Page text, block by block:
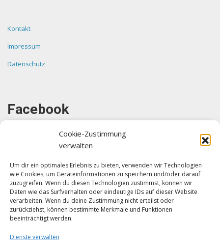
Cookie-Zustimmung
verwalten
Um dir ein optimales Erlebnis zu bieten, verwenden wir Technologien
wie Cookies, um Geräteinformationen zu speichern und/oder darauf
zuzugreifen. Wenn du diesen Technologien zustimmst, können wir
Daten wie das Surfverhalten oder eindeutige IDs auf dieser Website
verarbeiten. Wenn du deine Zustimmung nicht erteilst oder
zurückziehst, können bestimmte Merkmale und Funktionen
beeinträchtigt werden.
Dienste verwalten
Kontakt
Impressum
Datenschutz
Facebook
Klicke auf "Ich stimme zu", um Facebook
zu aktivieren
Ich stimme zu